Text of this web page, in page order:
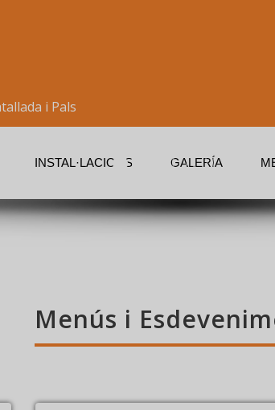
i Pals
INSTAL·LACIONS GALERÍA
Menús i